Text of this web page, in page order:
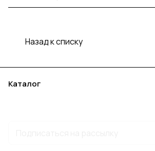
Назад к списку
Каталог